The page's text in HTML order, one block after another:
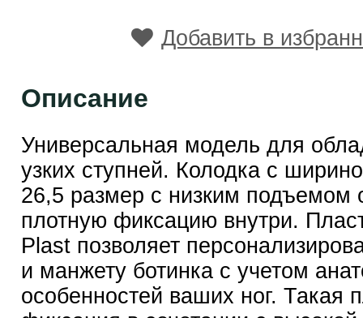
Добавить в
Описание
Универсальная модель для
узких ступней. Колодка с
26,5 размер с низким подъемом
плотную фиксацию внутри.
Plast позволяет
и манжету ботинка с учетом
особенностей ваших ног. Такая